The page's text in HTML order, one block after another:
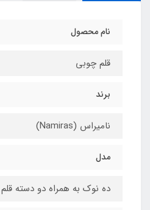
نام محصول
قلم چوبی
برند
نامیراس (Namiras)
مدل
ده نوک به همراه دو دسته قلم